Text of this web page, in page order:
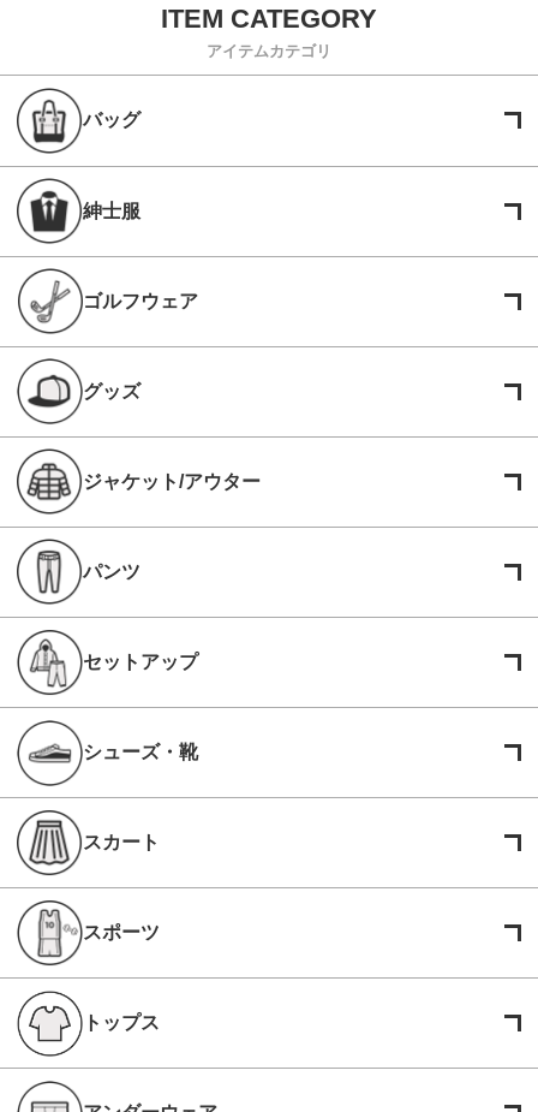
アイテムカテゴリ
バッグ
紳士服
ゴルフウェア
グッズ
ジャケット/アウター
パンツ
セットアップ
シューズ・靴
スカート
スポーツ
トップス